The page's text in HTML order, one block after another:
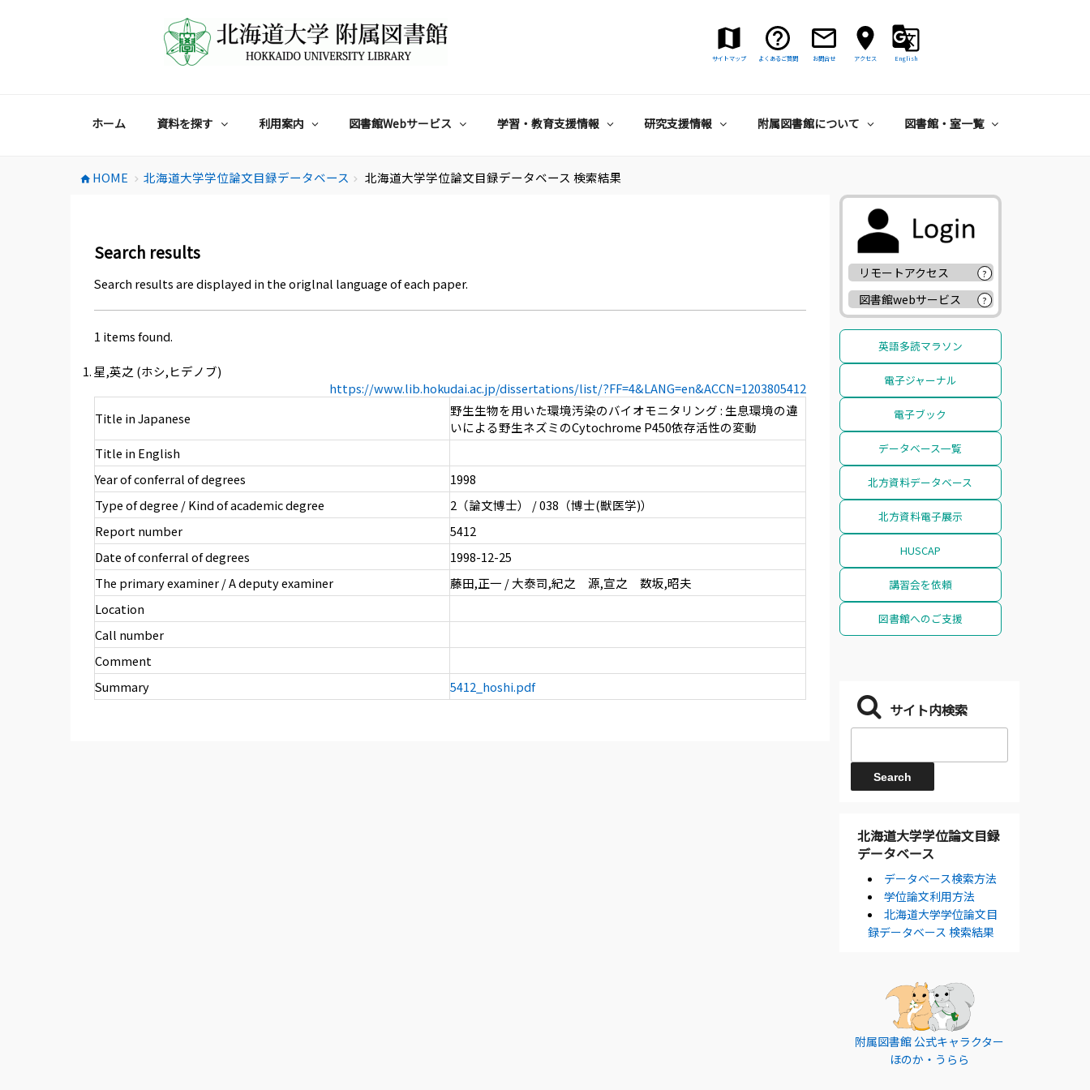
サイトマップ よくあるご質問 お問合せ アクセス English
ホーム 資料を探す 利用案内 図書館Webサービス 学習・教育支援情報 研究支援情報 附属図書館について 図書館・室一覧
home HOME chevron_right 北海道大学学位論文目録データベース chevron_right 北海道大学学位論文目録データベース 検索結果
Search results
Search results are displayed in the origlnal language of each paper.
1 items found.
星,英之 (ホシ,ヒデノブ)
https://www.lib.hokudai.ac.jp/dissertations/list/?FF=4&LANG=en&ACCN=1203805412
Title in Japanese
野生生物を用いた環境汚染のバイオモニタリング : 生息環境の違
いによる野生ネズミのCytochrome P450依存活性の変動
Title in English
Year of conferral of degrees
1998
Type of degree / Kind of academic degree
2（論文博士） / 038（博士(獣医学)）
Report number
5412
Date of conferral of degrees
1998-12-25
The primary examiner / A deputy examiner
藤田,正一 / 大泰司,紀之 源,宣之 数坂,昭夫
Location
Call number
Comment
Summary
5412_hoshi.pdf
リモートアクセス ?
図書館webサービス ?
英語多読マラソン
電子ジャーナル
電子ブック
データベース一覧
北方資料データベース
北方資料電子展示
HUSCAP
講習会を依頼
図書館へのご支援
サイト内検索
北海道大学学位論文目録
データベース
データベース検索方法
学位論文利用方法
北海道大学学位論文目
録データベース 検索結果
附属図書館 公式キャラクター
ほのか・うらら